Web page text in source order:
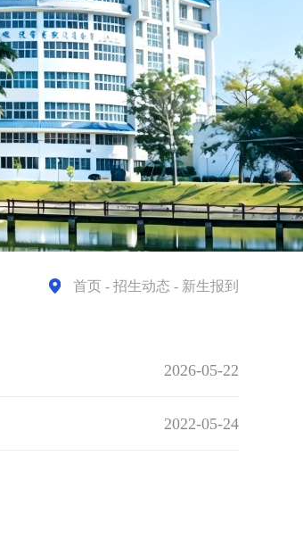
首页 - 招生动态 - 新生报到
2026-05-22
2022-05-24